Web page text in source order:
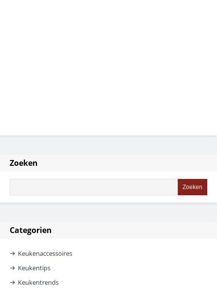
Zoeken
Categorien
Keukenaccessoires
Keukentips
Keukentrends